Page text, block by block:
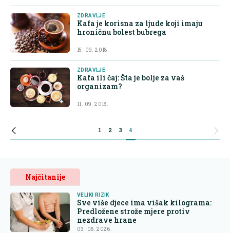
ZDRAVLJE
Kafa je korisna za ljude koji imaju
hroničnu bolest bubrega
15. 09. 2018.
ZDRAVLJE
Kafa ili čaj: Šta je bolje za vaš
organizam?
11. 09. 2018.
1 2 3 4
Najčitanije
VELIKI RIZIK
Sve više djece ima višak kilograma:
Predložene strože mjere protiv
nezdrave hrane
03. 08. 2026.